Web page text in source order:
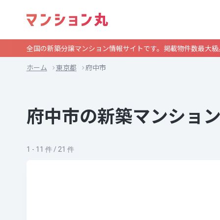
全国の新築分譲マンション情報サイトです。掲載物件数最大
ホーム
東京都 府中市
府中市の新築マンショ
1 - 11 件 / 21 件